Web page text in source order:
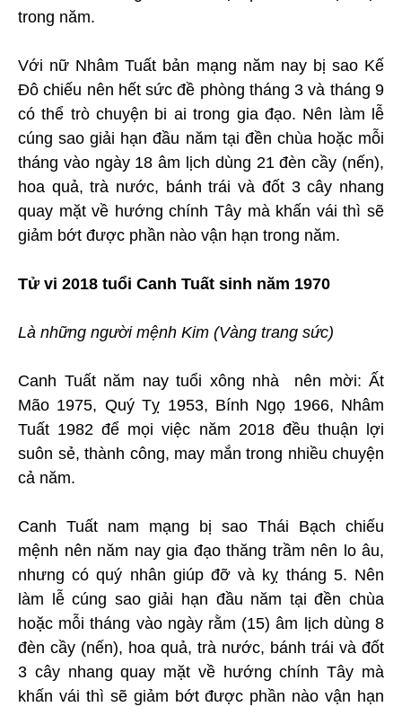
trong năm.
Với nữ Nhâm Tuất bản mạng năm nay bị sao Kế
Đô chiếu nên hết sức đề phòng tháng 3 và tháng 9
có thể trò chuyện bi ai trong gia đạo. Nên làm lễ
cúng sao giải hạn đầu năm tại đền chùa hoặc mỗi
tháng vào ngày 18 âm lịch dùng 21 đèn cầy (nến),
hoa quả, trà nước, bánh trái và đốt 3 cây nhang
quay mặt về hướng chính Tây mà khấn vái thì sẽ
giảm bớt được phần nào vận hạn trong năm.
Tử vi 2018 tuổi Canh Tuất sinh năm 1970
Là những người mệnh Kim (Vàng trang sức)
Canh Tuất năm nay tuổi xông nhà nên mời: Ất
Mão 1975, Quý Tỵ 1953, Bính Ngọ 1966, Nhâm
Tuất 1982 để mọi việc năm 2018 đều thuận lợi
suôn sẻ, thành công, may mắn trong nhiều chuyện
cả năm.
Canh Tuất nam mạng bị sao Thái Bạch chiếu
mệnh nên năm nay gia đạo thăng trầm nên lo âu,
nhưng có quý nhân giúp đỡ và kỵ tháng 5. Nên
làm lễ cúng sao giải hạn đầu năm tại đền chùa
hoặc mỗi tháng vào ngày rằm (15) âm lịch dùng 8
đèn cầy (nến), hoa quả, trà nước, bánh trái và đốt
3 cây nhang quay mặt về hướng chính Tây mà
khấn vái thì sẽ giảm bớt được phần nào vận hạn